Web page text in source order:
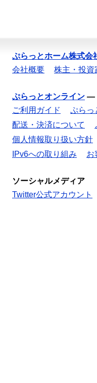
ぷらっとホーム株式会
会社概要
株主・投資
ぷらっとオンライン —
ご利用ガイド
ぷらっ
配送・決済について
個人情報取り扱い方針
IPv6への取り組み
お
ソーシャルメディア
Twitter公式アカウント